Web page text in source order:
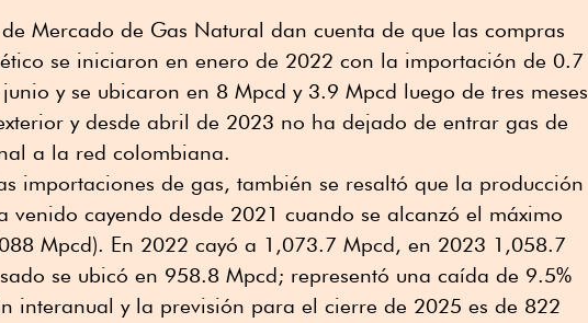
Mercado de Gas Natural dan cuenta de que las compras
se iniciaron en enero de 2022 con la importación de 0.7
y se ubicaron en 8 Mpcd y 3.9 Mpcd luego de tres meses
y desde abril de 2023 no ha dejado de entrar gas de
a la red colombiana.
importaciones de gas, también se resaltó que la producción
venido cayendo desde 2021 cuando se alcanzó el máximo
Mpcd). En 2022 cayó a 1,073.7 Mpcd, en 2023 1,058.7
se ubicó en 958.8 Mpcd; representó una caída de 9.5%
interanual y la previsión para el cierre de 2025 es de 822